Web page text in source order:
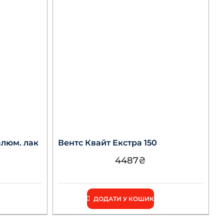
лак Вентс Квайт Екстра 150
4487₴
ДОДАТИ У КОШИК